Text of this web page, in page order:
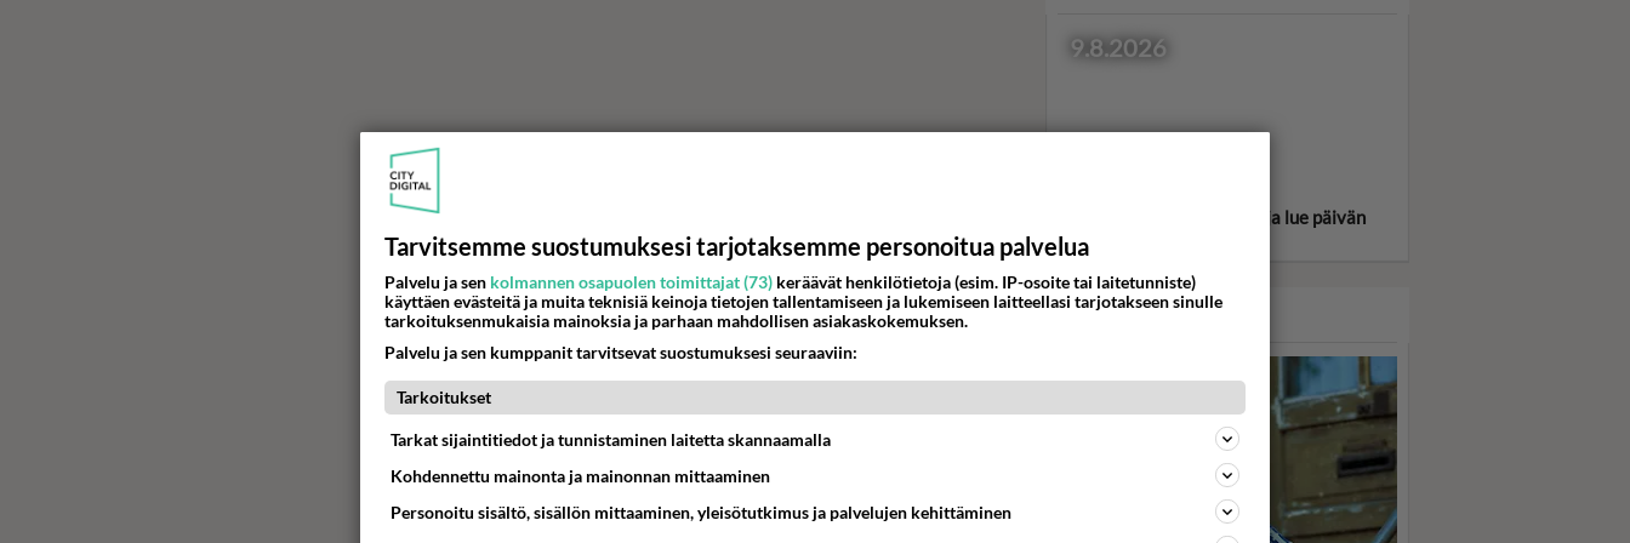
9.8.2026
Valitse oma tähtimerkkisi ja lue päivän
horoskooppi!
Tarvitsemme suostumuksesi tarjotaksemme personoitua palvelua
Palvelu ja sen kolmannen osapuolen toimittajat (73) keräävät henkilötietoja (esim. IP-osoite tai laitetunniste)
käyttäen evästeitä ja muita teknisiä keinoja tietojen tallentamiseen ja lukemiseen laitteellasi tarjotakseen sinulle
tarkoituksenmukaisia mainoksia ja parhaan mahdollisen asiakaskokemuksen.
Palvelu ja sen kumppanit tarvitsevat suostumuksesi seuraaviin:
Tarkoitukset
Tarkat sijaintitiedot ja tunnistaminen laitetta skannaamalla
Kohdennettu mainonta ja mainonnan mittaaminen
Personoitu sisältö, sisällön mittaaminen, yleisötutkimus ja palvelujen kehittäminen